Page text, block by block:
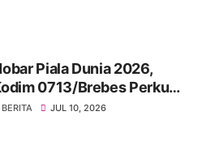
Piala Dunia 2026,
0713/Brebes Perkuat
TNI-Rakyat
BERITA JUL 10, 2026